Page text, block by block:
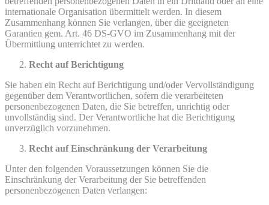
internationale Organisation übermittelt werden. In diesem
Zusammenhang können Sie verlangen, über die geeigneten
Garantien gem. Art. 46 DS-GVO im Zusammenhang mit der
Übermittlung unterrichtet zu werden.
Recht auf Berichtigung
Sie haben ein Recht auf Berichtigung und/oder Vervollständigung
gegenüber dem Verantwortlichen, sofern die verarbeiteten
personenbezogenen Daten, die Sie betreffen, unrichtig oder
unvollständig sind. Der Verantwortliche hat die Berichtigung
unverzüglich vorzunehmen.
Recht auf Einschränkung der Verarbeitung
Unter den folgenden Voraussetzungen können Sie die
Einschränkung der Verarbeitung der Sie betreffenden
personenbezogenen Daten verlangen: